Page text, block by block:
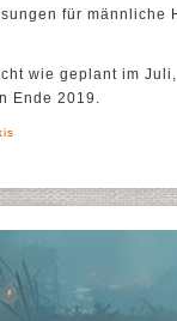
für männliche
wie geplant im
Ende 2019.